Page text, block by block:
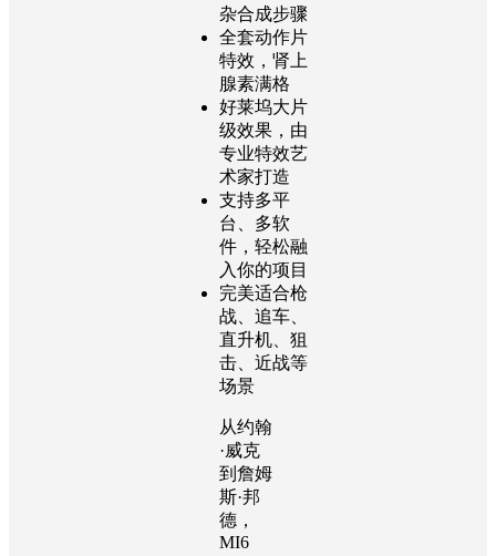
一键拖拽使
用，省去复
杂合成步骤
全套动作片
特效，肾上
腺素满格
好莱坞大片
级效果，由
专业特效艺
术家打造
支持多平
台、多软
件，轻松融
入你的项目
完美适合枪
战、追车、
直升机、狙
击、近战等
场景
从约翰
·威克
到詹姆